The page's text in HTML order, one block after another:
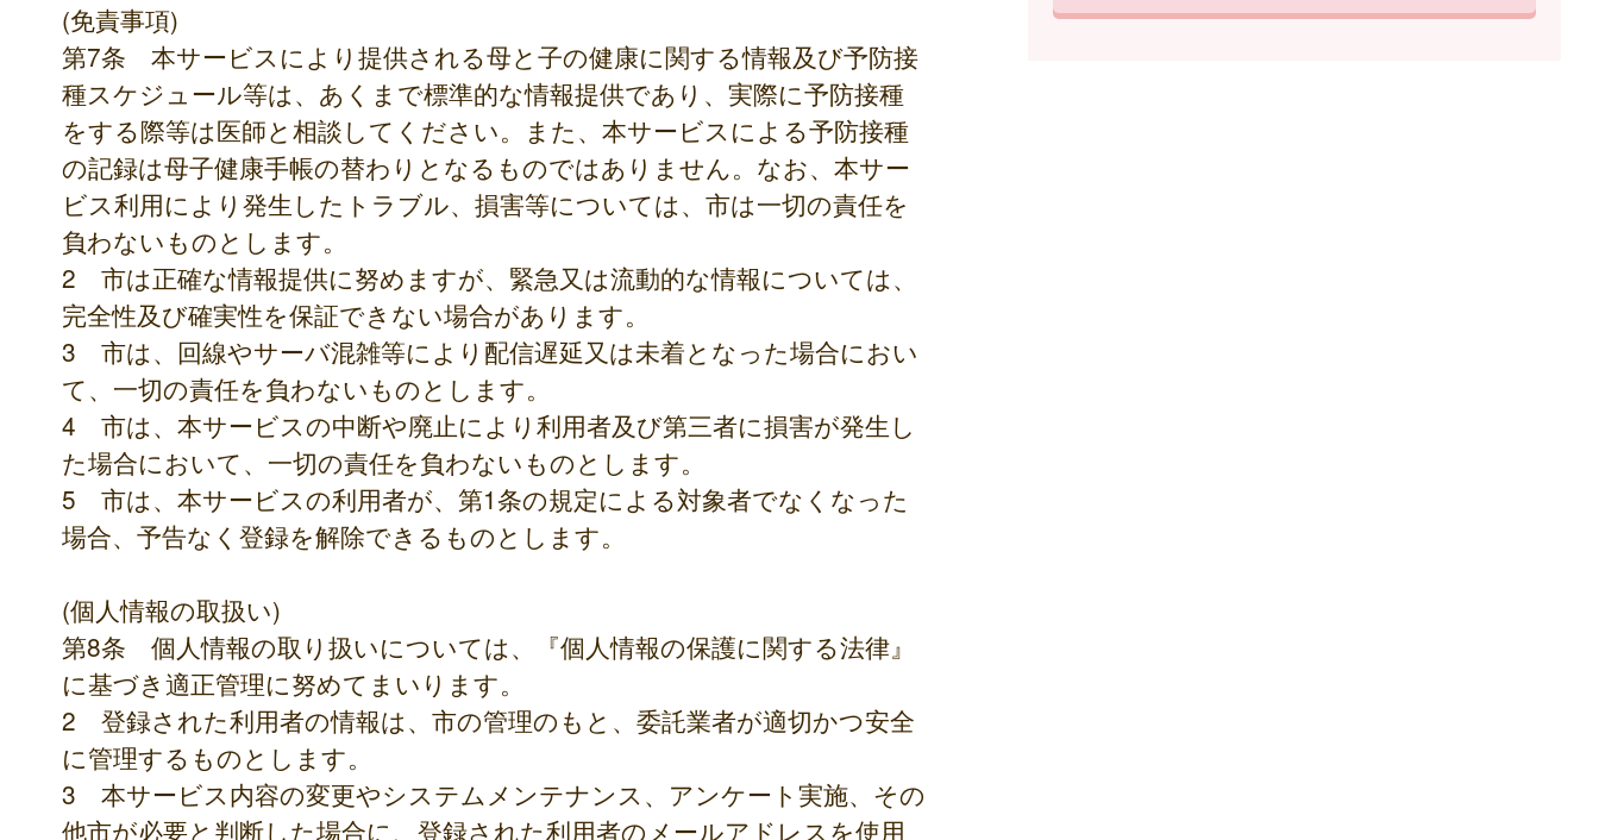
(免責事項)
第7条 本サービスにより提供される母と子の健康に関する情報及び予防接
種スケジュール等は、あくまで標準的な情報提供であり、実際に予防接種
をする際等は医師と相談してください。また、本サービスによる予防接種
の記録は母子健康手帳の替わりとなるものではありません。なお、本サー
ビス利用により発生したトラブル、損害等については、市は一切の責任を
負わないものとします。
2 市は正確な情報提供に努めますが、緊急又は流動的な情報については、
完全性及び確実性を保証できない場合があります。
3 市は、回線やサーバ混雑等により配信遅延又は未着となった場合におい
て、一切の責任を負わないものとします。
4 市は、本サービスの中断や廃止により利用者及び第三者に損害が発生し
た場合において、一切の責任を負わないものとします。
5 市は、本サービスの利用者が、第1条の規定による対象者でなくなった
場合、予告なく登録を解除できるものとします。
(個人情報の取扱い)
第8条 個人情報の取り扱いについては、『個人情報の保護に関する法律』
に基づき適正管理に努めてまいります。
2 登録された利用者の情報は、市の管理のもと、委託業者が適切かつ安全
に管理するものとします。
3 本サービス内容の変更やシステムメンテナンス、アンケート実施、その
他市が必要と判断した場合に、登録された利用者のメールアドレスを使用